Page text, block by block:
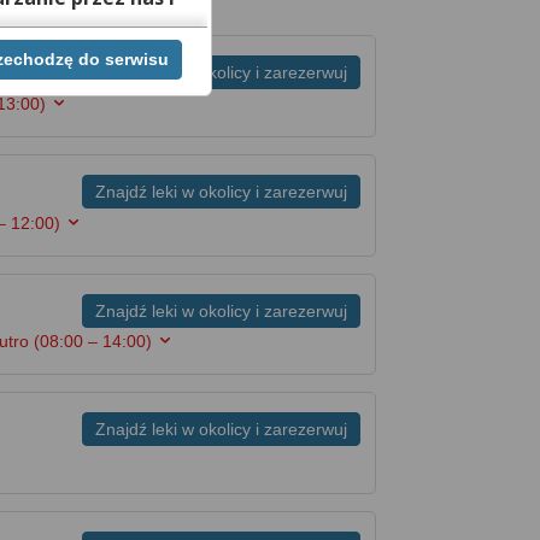
Znajdź leki w okolicy i zarezerwuj
Znajdź leki w okolicy i zarezerwuj
12:00)
Znajdź leki w okolicy i zarezerwuj
(08:00 – 14:00)
Znajdź leki w okolicy i zarezerwuj
chwili cofnąć,
Jeżeli chcesz
tego dokonać
znajdziesz
do serwisu